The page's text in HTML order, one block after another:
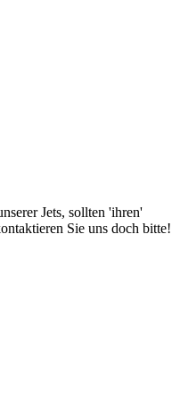
Jets, sollten 'ihren'
Sie uns doch bitte!